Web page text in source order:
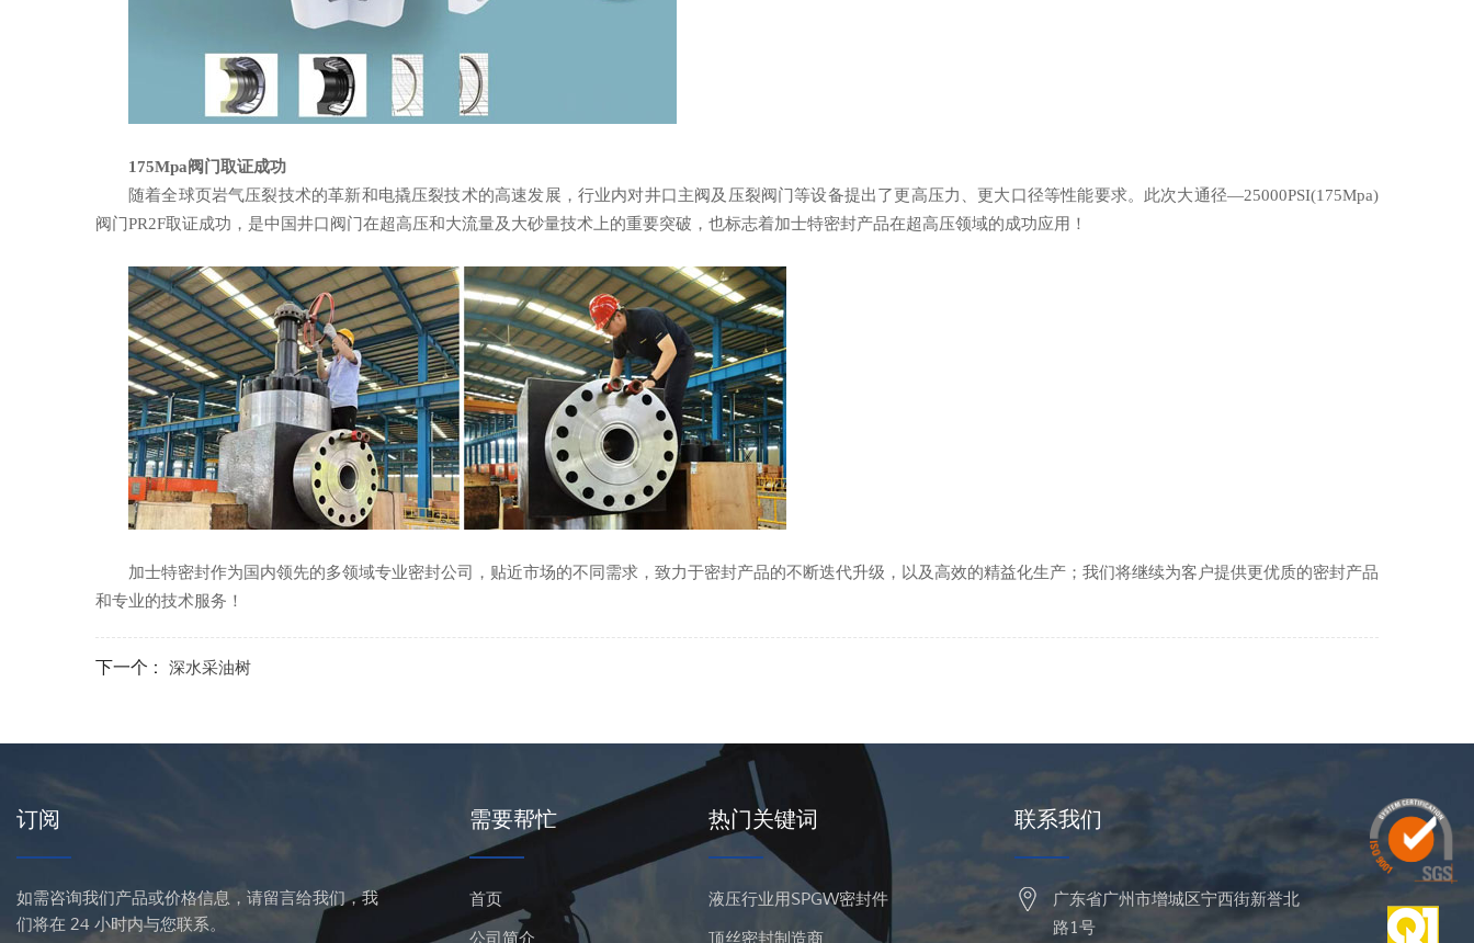
175Mpa阀门取证成功
随着全球页岩气压裂技术的革新和电撬压裂技术的高速发展，行业内对井口主阀及压裂阀门等设备提出了更高压力、更大口径等性能要求。此次大通径—25000PSI(175Mpa)
阀门PR2F取证成功，是中国井口阀门在超高压和大流量及大砂量技术上的重要突破，也标志着加士特密封产品在超高压领域的成功应用！
加士特密封作为国内领先的多领域专业密封公司，贴近市场的不同需求，致力于密封产品的不断迭代升级，以及高效的精益化生产；我们将继续为客户提供更优质的密封产品
和专业的技术服务！
下一个 : 深水采油树
订阅
如需咨询我们产品或价格信息，请留言给我们，我
们将在 24 小时内与您联系。
需要帮忙
首页
热门关键词
液压行业用SPGW密封件
联系我们
广东省广州市增城区宁西街新誉北
路1号